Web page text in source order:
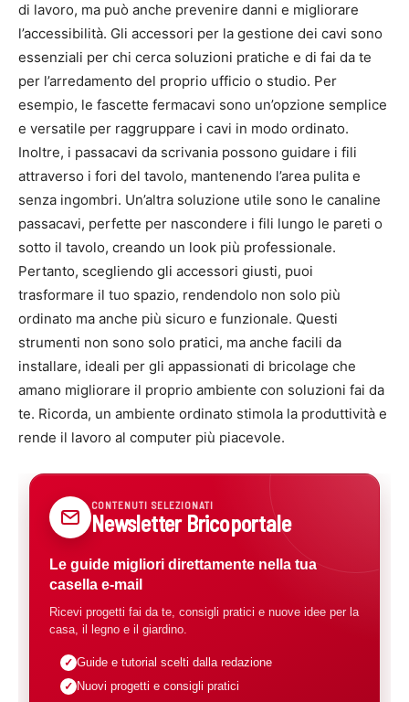
di lavoro, ma può anche prevenire danni e migliorare
l’accessibilità. Gli accessori per la gestione dei cavi sono
essenziali per chi cerca soluzioni pratiche e di fai da te
per l’arredamento del proprio ufficio o studio. Per
esempio, le fascette fermacavi sono un’opzione semplice
e versatile per raggruppare i cavi in modo ordinato.
Inoltre, i passacavi da scrivania possono guidare i fili
attraverso i fori del tavolo, mantenendo l’area pulita e
senza ingombri. Un’altra soluzione utile sono le canaline
passacavi, perfette per nascondere i fili lungo le pareti o
sotto il tavolo, creando un look più professionale.
Pertanto, scegliendo gli accessori giusti, puoi
trasformare il tuo spazio, rendendolo non solo più
ordinato ma anche più sicuro e funzionale. Questi
strumenti non sono solo pratici, ma anche facili da
installare, ideali per gli appassionati di bricolage che
amano migliorare il proprio ambiente con soluzioni fai da
te. Ricorda, un ambiente ordinato stimola la produttività e
rende il lavoro al computer più piacevole.
CONTENUTI SELEZIONATI
Newsletter Bricoportale
Le guide migliori direttamente nella tua
casella e-mail
Ricevi progetti fai da te, consigli pratici e nuove idee per la
casa, il legno e il giardino.
Guide e tutorial scelti dalla redazione
Nuovi progetti e consigli pratici